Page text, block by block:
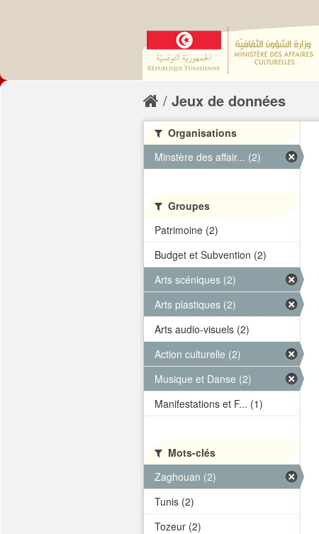
Jeux de données
Organisations
Minstère des affair... (2)
Groupes
Patrimoine (2)
Budget et Subvention (2)
Arts scéniques (2)
Arts plastiques (2)
Arts audio-visuels (2)
Action culturelle (2)
Musique et Danse (2)
Manifestations et F... (1)
Mots-clés
Zaghouan (2)
Tunis (2)
Tozeur (2)